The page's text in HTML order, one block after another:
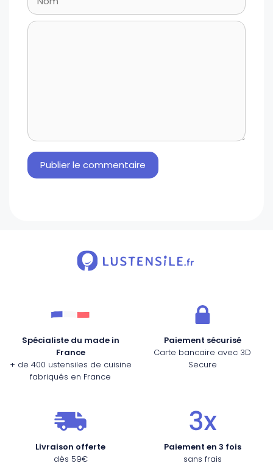
Spécialiste du made in
France
+ de 400 ustensiles de cuisine
fabriqués en France
Paiement sécurisé
Carte bancaire avec 3D
Secure
Livraison offerte
dès 59€
Paiement en 3 fois
sans frais